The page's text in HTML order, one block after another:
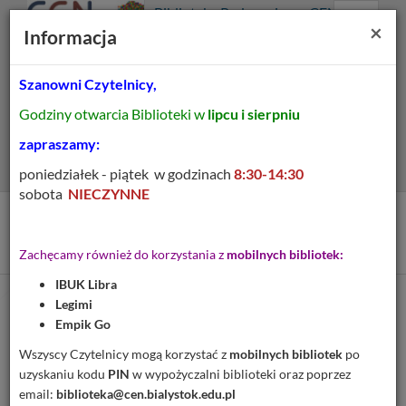
główne
główna
Prolib
główna
Biblioteka Pedagogiczna CEN
Menu
Dodaj na Twoją półkę
Szczegóły MARC 21
×
Informacja
Szanowni Czytelnicy,
Godziny otwarcia Biblioteki w lipcu i sierpniu
zapraszamy:
poniedziałek - piątek w godzinach 8:30-14:30
sobota NIECZYNNE
Zachęcamy również do korzystania z mobilnych bibliotek:
IBUK Libra
Legimi
Empik Go
Wszyscy Czytelnicy mogą korzystać z mobilnych bibliotek po
uzyskaniu kodu PIN w wypożyczalni biblioteki oraz poprzez
email: biblioteka@cen.bialystok.edu.pl